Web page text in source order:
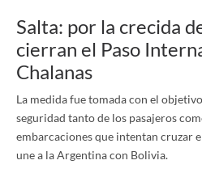
Salta: por la crecida
cierran el Paso
Chalanas
La medida fue tomada con el
seguridad tanto de los pasajeros
embarcaciones que intentan cruzar
une a la Argentina con Bolivia.